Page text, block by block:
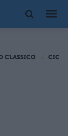
CLASSICO